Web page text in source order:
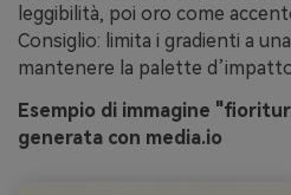
leggibilità, poi oro come
Consiglio: limita i gradienti a
mantenere la palette
Esempio di immagine
generata con media.io